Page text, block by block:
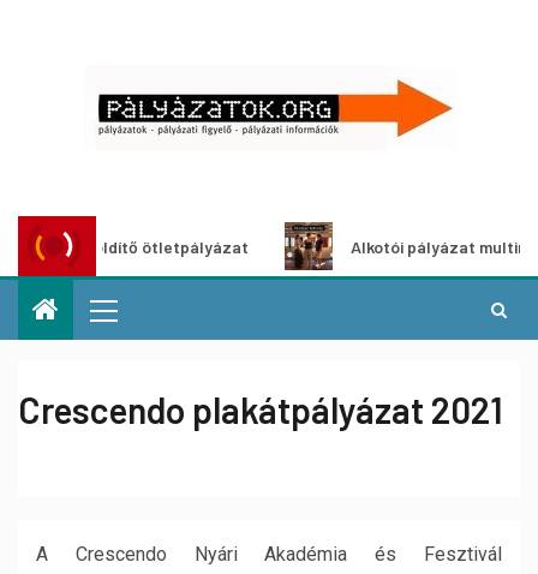
ötletpályázat Alkotói pályázat multimédia-
Crescendo plakátpályázat 2021
A Crescendo Nyári Akadémia és Fesztivál